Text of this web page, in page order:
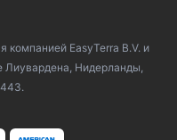
компанией EasyTerra B.V. и
Лиувардена, Нидерланды,